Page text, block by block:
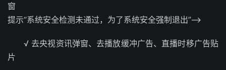
窗
提示“系统安全检测未通过，为了系统安全强制退出”–>
√ 去央视资讯弹窗、去播放缓冲广告、直播时移广告贴
片